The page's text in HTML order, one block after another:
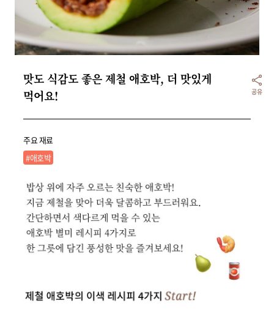
공유
맛도 식감도 좋은 제철 애호박, 더 맛있게
먹어요!
주요 재료
#애호박